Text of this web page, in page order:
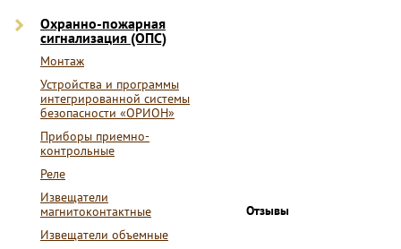
Охранно-пожарная
сигнализация (ОПС)
Монтаж
Устройства и программы
интегрированной системы
безопасности «ОРИОН»
Приборы приемно-
контрольные
Реле
Извещатели
магнитоконтактные
Извещатели объемные
Отзывы